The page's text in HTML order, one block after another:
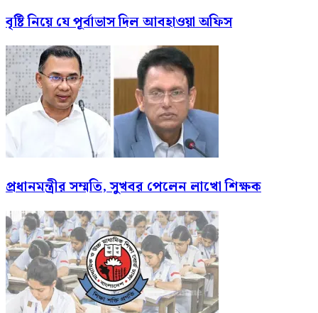
বৃষ্টি নিয়ে যে পূর্বাভাস দিল আবহাওয়া অফিস
প্রধানমন্ত্রীর সম্মতি, সুখবর পেলেন লাখো শিক্ষক